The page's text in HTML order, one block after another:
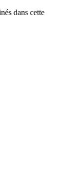
dans cette